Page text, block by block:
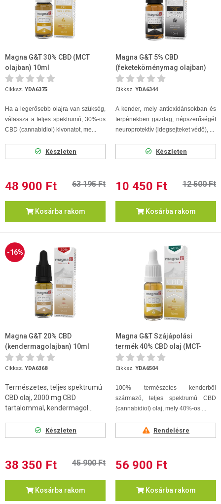
Magna G&T 30% CBD (MCT
olajban) 10ml
Cikksz. YDA6375
Ha a legerősebb olajra van szükség,
válassza a teljes spektrumú, 30%-os
CBD (cannabidiol) kivonatot, me...
Készleten
48 900 Ft 63 195 Ft
Kosárba rakom
Magna G&T 5% CBD
(feketeköménymag olajban)
10ml
Cikksz. YDA6344
A kender, mely antioxidánsokban és
terpénekben gazdag, népszerűségét
neuroprotektív (idegsejteket védő), ...
Készleten
10 450 Ft 12 500 Ft
Kosárba rakom
-16%
Magna G&T 20% CBD
(kendermagolajban) 10ml
Cikksz. YDA6368
Természetes, teljes spektrumú
CBD olaj, 2000 mg CBD
tartalommal, kendermagol...
Készleten
38 350 Ft 45 900 Ft
Kosárba rakom
Magna G&T Szájápolási
termék 40% CBD olaj (MCT-
olajban) 10ml
Cikksz. YDA6504
100% természetes kenderből
származó, teljes spektrumú CBD
(cannabidiol) olaj, mely 40%-os ...
Rendelésre
56 900 Ft
Kosárba rakom